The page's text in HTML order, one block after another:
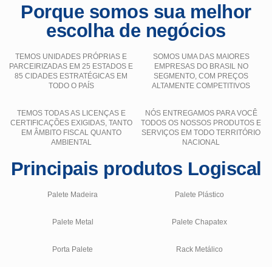
Porque somos sua melhor
escolha de negócios
TEMOS UNIDADES PRÓPRIAS E
PARCEIRIZADAS EM 25 ESTADOS E
85 CIDADES ESTRATÉGICAS EM
TODO O PAÍS
SOMOS UMA DAS MAIORES
EMPRESAS DO BRASIL NO
SEGMENTO, COM PREÇOS
ALTAMENTE COMPETITIVOS
TEMOS TODAS AS LICENÇAS E
CERTIFICAÇÕES EXIGIDAS, TANTO
EM ÂMBITO FISCAL QUANTO
AMBIENTAL
NÓS ENTREGAMOS PARA VOCÊ
TODOS OS NOSSOS PRODUTOS E
SERVIÇOS EM TODO TERRITÓRIO
NACIONAL
Principais produtos Logiscal
Palete Madeira Palete Plástico
Palete Metal Palete Chapatex
Porta Palete Rack Metálico